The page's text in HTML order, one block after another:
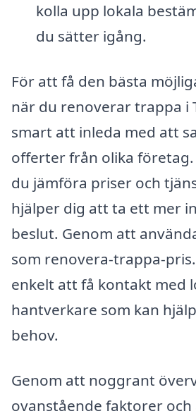
kolla upp lokala
du sätter igång.
För att få den bästa
när du renoverar trappa i
smart att inleda med att
offerter från olika företag.
du jämföra priser och
hjälper dig att ta ett mer
beslut. Genom att
som renovera-trappa-
enkelt att få kontakt med
hantverkare som kan
behov.
Genom att noggrant
ovanstående faktorer